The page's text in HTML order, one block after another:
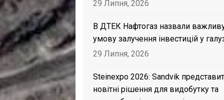
29 Липня, 2026
В ДТЕК Нафтогаз назвали
умову залучення інвестицій у
29 Липня, 2026
Steinexpo 2026: Sandvik
новітні рішення для видобутку та